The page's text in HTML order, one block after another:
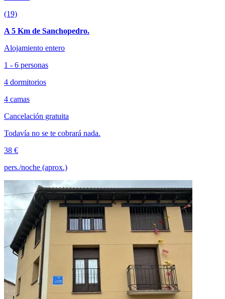
(19)
A 5 Km de Sanchopedro.
Alojamiento entero
1 - 6 personas
4 dormitorios
4 camas
Cancelación gratuita
Todavía no se te cobrará nada.
38 €
pers./noche (aprox.)